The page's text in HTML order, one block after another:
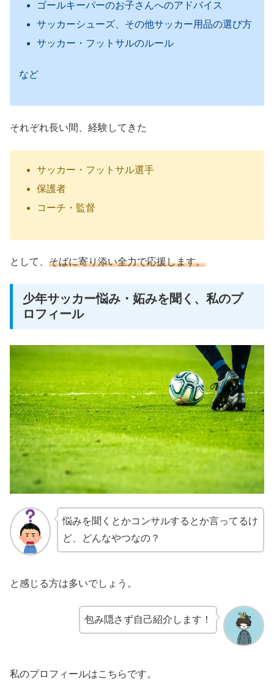
ゴールキーパーのお子さんへのアドバイス
サッカーシューズ、その他サッカー用品の選び方
サッカー・フットサルのルール
など
それぞれ長い間、経験してきた
サッカー・フットサル選手
保護者
コーチ・監督
として、 そばに寄り添い全力で応援します。
少年サッカー悩み・妬みを聞く、私のプ
ロフィール
悩みを聞くとかコンサルするとか言ってるけ
ど、どんなやつなの？
と感じる方は多いでしょう。
包み隠さず自己紹介します！
私のプロフィールはこちらです。